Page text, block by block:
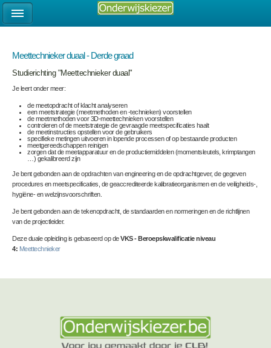
Meettechnieker duaal - Derde graad
Studierichting "Meettechnieker duaal"
Je leert onder meer:
de meetopdracht of klacht analyseren
een meetstrategie (meetmethoden en -technieken) voorstellen
de meetmethoden voor 3D-meettechnieken voorstellen
controleren of de meetstrategie de gevraagde meetspecificaties haalt
de meetinstructies opstellen voor de gebruikers
specifieke metingen uitvoeren in lopende processen of op bestaande producten
meetgereedschappen reinigen
zorgen dat de meetapparatuur en de productiemiddelen (momentsleutels, krimptangen
…) gekalibreerd zijn
Je bent gebonden aan de opdrachten van engineering en de opdrachtgever, de gegeven
procedures en meetspecificaties, de geaccrediteerde kalibratieorganismen en de veiligheids-,
hygiëne- en welzijnsvoorschriften.
Je bent gebonden aan de tekenopdracht, de standaarden en normeringen en de richtlijnen
van de projectleider.
Deze duale opleiding is gebaseerd op deVKS - Beroepskwalificatie niveau
4: Meettechnieker